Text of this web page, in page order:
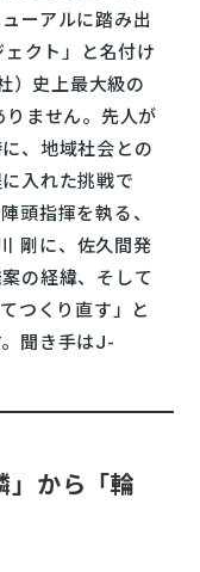
ーアルに踏み出
ェクト」と名付け
）史上最大級の
ません。先人が
、地域社会との
入れた挑戦で
頭指揮を執る、
剛に、佐久間発
の経緯、そして
つくり直す」と
聞き手はJ-
から「輪